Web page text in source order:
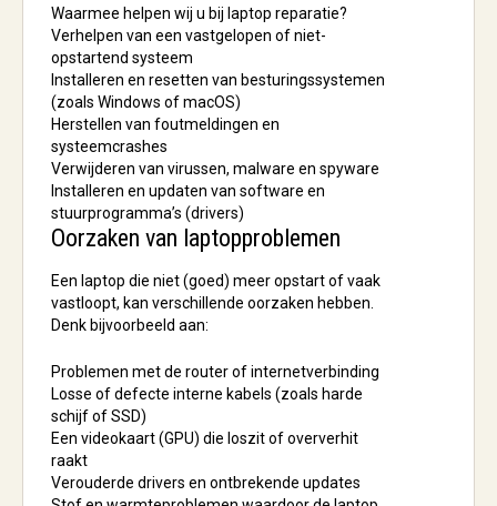
Waarmee helpen wij u bij laptop reparatie?
Verhelpen van een vastgelopen of niet-
opstartend systeem
Installeren en resetten van besturingssystemen
(zoals Windows of macOS)
Herstellen van foutmeldingen en
systeemcrashes
Verwijderen van virussen, malware en spyware
Installeren en updaten van software en
stuurprogramma’s (drivers)
Oorzaken van laptopproblemen
Een laptop die niet (goed) meer opstart of vaak
vastloopt, kan verschillende oorzaken hebben.
Denk bijvoorbeeld aan:
Problemen met de router of internetverbinding
Losse of defecte interne kabels (zoals harde
schijf of SSD)
Een videokaart (GPU) die loszit of oververhit
raakt
Verouderde drivers en ontbrekende updates